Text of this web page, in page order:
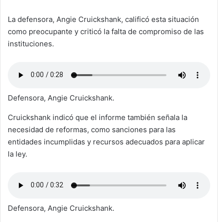
La defensora, Angie Cruickshank, calificó esta situación
como preocupante y criticó la falta de compromiso de las
instituciones.
Defensora, Angie Cruickshank.
Cruickshank indicó que el informe también señala la
necesidad de reformas, como sanciones para las
entidades incumplidas y recursos adecuados para aplicar
la ley.
Defensora, Angie Cruickshank.